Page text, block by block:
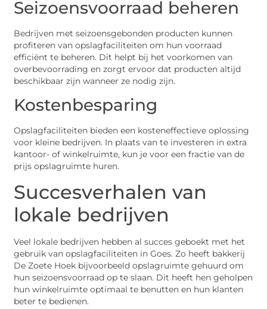
Seizoensvoorraad beheren
Bedrijven met seizoensgebonden producten kunnen
profiteren van opslagfaciliteiten om hun voorraad
efficiënt te beheren. Dit helpt bij het voorkomen van
overbevoorrading en zorgt ervoor dat producten altijd
beschikbaar zijn wanneer ze nodig zijn.
Kostenbesparing
Opslagfaciliteiten bieden een kosteneffectieve oplossing
voor kleine bedrijven. In plaats van te investeren in extra
kantoor- of winkelruimte, kun je voor een fractie van de
prijs opslagruimte huren.
Succesverhalen van
lokale bedrijven
Veel lokale bedrijven hebben al succes geboekt met het
gebruik van opslagfaciliteiten in Goes. Zo heeft bakkerij
De Zoete Hoek bijvoorbeeld opslagruimte gehuurd om
hun seizoensvoorraad op te slaan. Dit heeft hen geholpen
hun winkelruimte optimaal te benutten en hun klanten
beter te bedienen.